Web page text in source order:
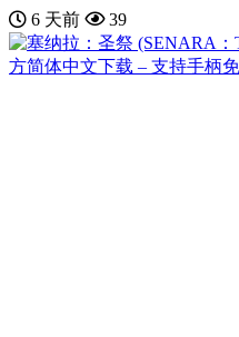
6 天前 39